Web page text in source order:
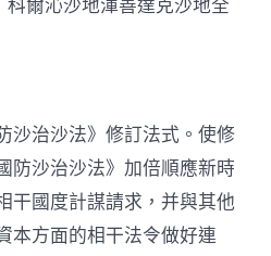
科爾沁沙地渾善達克沙地全
沙治沙法》修訂法式。使修
防沙治沙法》加倍順應新時
干國度計謀請求，并與其他
本方面的相干法令做好連